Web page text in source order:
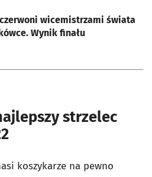
wicemistrzami świata
Wynik finału
strzelec
koszykarze na pewno